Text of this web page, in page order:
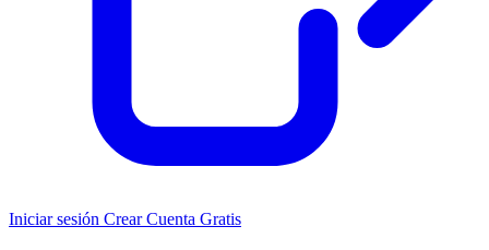
Iniciar sesión Crear Cuenta Gratis